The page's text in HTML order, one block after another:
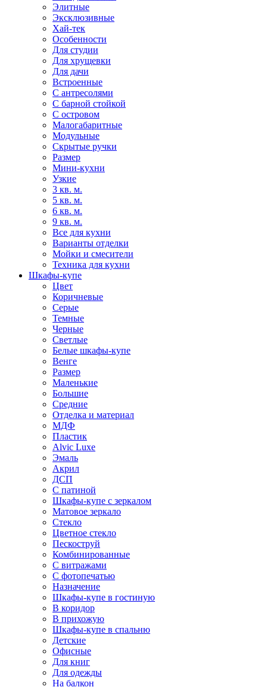
Элитные
Эксклюзивные
Хай-тек
Особенности
Для студии
Для хрущевки
Для дачи
Встроенные
С антресолями
С барной стойкой
С островом
Малогабаритные
Модульные
Скрытые ручки
Размер
Мини-кухни
Узкие
3 кв. м.
5 кв. м.
6 кв. м.
9 кв. м.
Все для кухни
Варианты отделки
Мойки и смесители
Техника для кухни
Шкафы-купе
Цвет
Коричневые
Серые
Темные
Черные
Светлые
Белые шкафы-купе
Венге
Размер
Маленькие
Большие
Средние
Отделка и материал
МДФ
Пластик
Alvic Luxe
Эмаль
Акрил
ДСП
С патиной
Шкафы-купе с зеркалом
Матовое зеркало
Стекло
Цветное стекло
Пескоструй
Комбинированные
С витражами
С фотопечатью
Назначение
Шкафы-купе в гостиную
В коридор
В прихожую
Шкафы-купе в спальню
Детские
Офисные
Для книг
Для одежды
На балкон